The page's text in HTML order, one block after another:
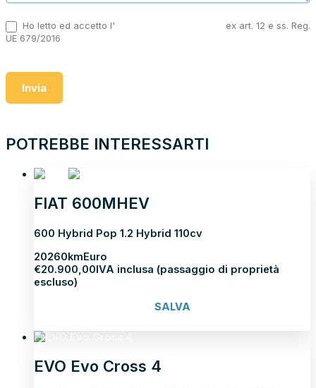
Ho letto ed accetto l'
ex art. 12 e ss. Reg.
UE 679/2016
Invia
POTREBBE INTERESSARTI
FIAT 600MHEV
600 Hybrid Pop 1.2 Hybrid 110cv
20260kmEuro
€20.900,00IVA inclusa (passaggio di proprietà
escluso)
SALVA
EVO Evo Cross 4